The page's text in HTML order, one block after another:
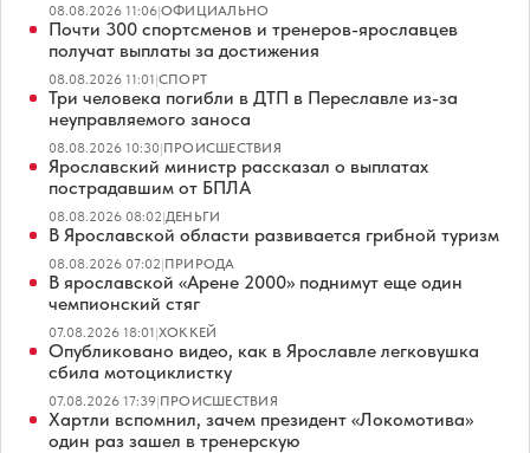
08.08.2026 11:06|ОФИЦИАЛЬНО
Почти 300 спортсменов и тренеров-ярославцев
получат выплаты за достижения
08.08.2026 11:01|СПОРТ
Три человека погибли в ДТП в Переславле из-за
неуправляемого заноса
08.08.2026 10:30|ПРОИСШЕСТВИЯ
Ярославский министр рассказал о выплатах
пострадавшим от БПЛА
08.08.2026 08:02|ДЕНЬГИ
В Ярославской области развивается грибной туризм
08.08.2026 07:02|ПРИРОДА
В ярославской «Арене 2000» поднимут еще один
чемпионский стяг
07.08.2026 18:01|ХОККЕЙ
Опубликовано видео, как в Ярославле легковушка
сбила мотоциклистку
07.08.2026 17:39|ПРОИСШЕСТВИЯ
Хартли вспомнил, зачем президент «Локомотива»
один раз зашел в тренерскую